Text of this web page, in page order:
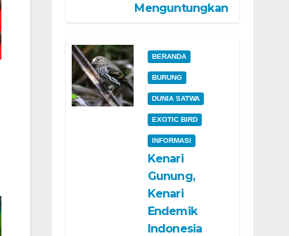
Menguntungkan
BERANDA
BURUNG
DUNIA SATWA
EXOTIC BIRD
INFORMASI
Kenari
Gunung,
Kenari
Endemik
Indonesia